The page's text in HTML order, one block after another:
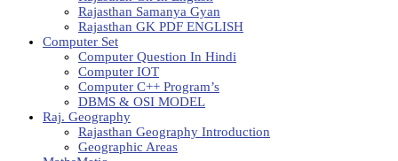
Rajasthan Samanya Gyan
Rajasthan GK PDF ENGLISH
Computer Set
Computer Question In Hindi
Computer IOT
Computer C++ Program’s
DBMS & OSI MODEL
Raj. Geography
Rajasthan Geography Introduction
Geographic Areas